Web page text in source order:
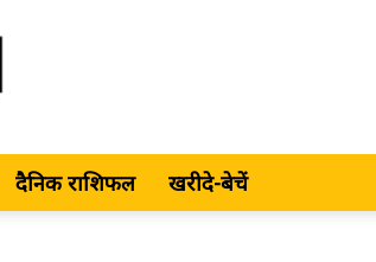
दैनिक राशिफल खरीदे-बेचें